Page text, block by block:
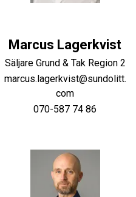
Marcus Lagerkvist
Säljare Grund & Tak Region 2
marcus.lagerkvist@sundolitt.
com
070-587 74 86